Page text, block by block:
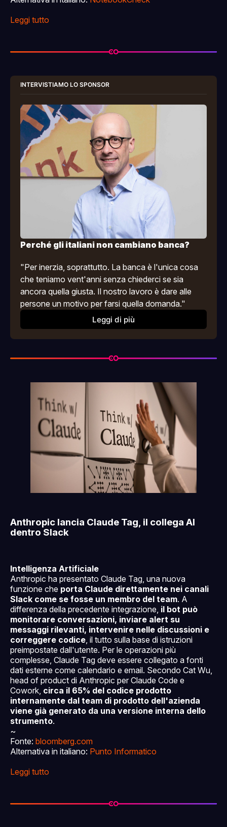
Leggi tutto
INTERVISTIAMO LO SPONSOR
Perché gli italiani non cambiano banca?
"Per inerzia, soprattutto. La banca è l'unica cosa
che teniamo vent'anni senza chiederci se sia
ancora quella giusta. Il nostro lavoro è dare alle
persone un motivo per farsi quella domanda."
Leggi di più
Anthropic lancia Claude Tag, il collega AI
dentro Slack
Intelligenza Artificiale
Anthropic ha presentato Claude Tag, una nuova
funzione che porta Claude direttamente nei canali
Slack come se fosse un membro del team. A
differenza della precedente integrazione, il bot può
monitorare conversazioni, inviare alert su
messaggi rilevanti, intervenire nelle discussioni e
correggere codice , il tutto sulla base di istruzioni
preimpostate dall'utente. Per le operazioni più
complesse, Claude Tag deve essere collegato a fonti
dati esterne come calendario e email. Secondo Cat Wu,
head of product di Anthropic per Claude Code e
Cowork, circa il 65% del codice prodotto
internamente dal team di prodotto dell'azienda
viene già generato da una versione interna dello
strumento.
~
Fonte: bloomberg.com
Alternativa in italiano: Punto Informatico
Leggi tutto